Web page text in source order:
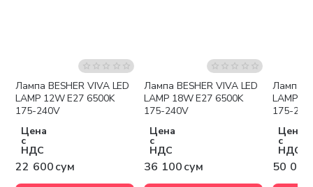
Лампа BESHER VIVA LED
LAMP 12W E27 6500K
175-240V
Цена
с
НДС
22 600 сум
Лампа BESHER VIVA LED
LAMP 18W E27 6500K
175-240V
Цена
с
НДС
36 100 сум
Лампа
LAMP
175-
Цена
с
НДС
50 000